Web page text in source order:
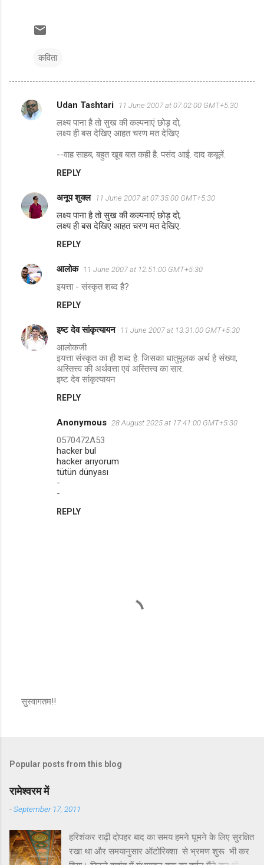
कविता
C
n
t
Udan Tashtari 11 June 2007 at 07:02:00 GMT+5:30
लक्ष्य पाना है तो सुख की कल्पनाएं छोड़ दो,
लक्ष्य ही बस देखिए आहत चरण मत देखिए.
--वाह साहब, बहुत खूब बात कही है. पसंद आई. दाद कबूलें.
REPLY
अनूप शुक्ल 11 June 2007 at 07:35:00 GMT+5:30
लक्ष्य पाना है तो सुख की कल्पनाएं छोड़ दो,
लक्ष्य ही बस देखिए आहत चरण मत देखिए.
REPLY
आलोक 11 June 2007 at 12:51:00 GMT+5:30
इयत्ता - संस्कृत शब्द है?
REPLY
इष्ट देव सांकृत्यायन 11 June 2007 at 13:31:00 GMT+5:30
आलोकजी
इयत्ता संस्कृत का ही शब्द है. जिसका धातुमूलक अर्थ है संख्या,
अस्तित्त्व की अर्थवत्ता एवं अस्तित्त्व का सार.
इष्ट देव सांकृत्यायन
REPLY
Anonymous 28 August 2025 at 17:41:00 GMT+5:30
0570472A53
hacker bul
hacker arıyorum
tütün dünyası
-
-
REPLY
C
m
m
e
t
सुस्वागतम!!
Popular posts from this blog
रामेश्वरम में
-September 17, 2011
हरिशंकर राढ़ी दोपहर बाद का समय हमने घूमने के लिए सुरक्षित
रखा था और समयानुसार ऑटोरिक्शा से भ्रमण शुरू भी कर